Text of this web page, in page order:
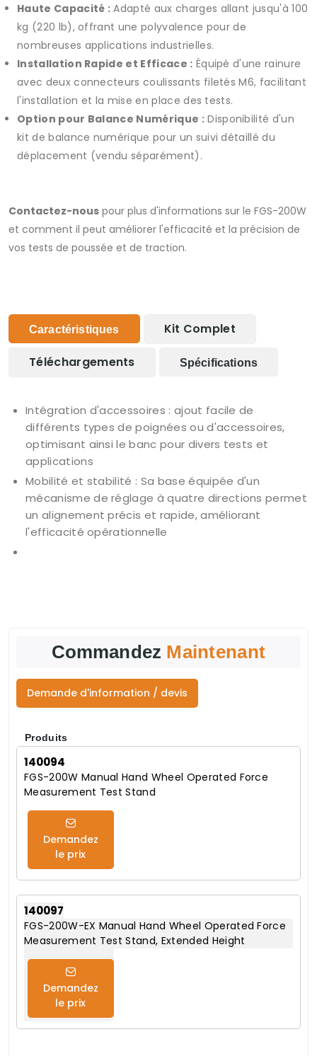
Haute Capacité : Adapté aux charges allant jusqu'à 100
kg (220 lb), offrant une polyvalence pour de
nombreuses applications industrielles.
Installation Rapide et Efficace : Équipé d'une rainure
avec deux connecteurs coulissants filetés M6, facilitant
l'installation et la mise en place des tests.
Option pour Balance Numérique :Disponibilité d'un
kit de balance numérique pour un suivi détaillé du
déplacement (vendu séparément).
Contactez-nous pour plus d'informations sur le FGS-200W
et comment il peut améliorer l'efficacité et la précision de
vos tests de poussée et de traction.
Caractéristiques Kit Complet
Téléchargements Spécifications
Intégration d'accessoires : ajout facile de
différents types de poignées ou d'accessoires,
optimisant ainsi le banc pour divers tests et
applications
Mobilité et stabilité : Sa base équipée d'un
mécanisme de réglage à quatre directions permet
un alignement précis et rapide, améliorant
l'efficacité opérationnelle
Commandez Maintenant
Demande d'information / devis
Produits
140094
FGS-200W Manual Hand Wheel Operated Force
Measurement Test Stand
Demandez
le prix
140097
FGS-200W-EX Manual Hand Wheel Operated Force
Measurement Test Stand, Extended Height
Demandez
le prix